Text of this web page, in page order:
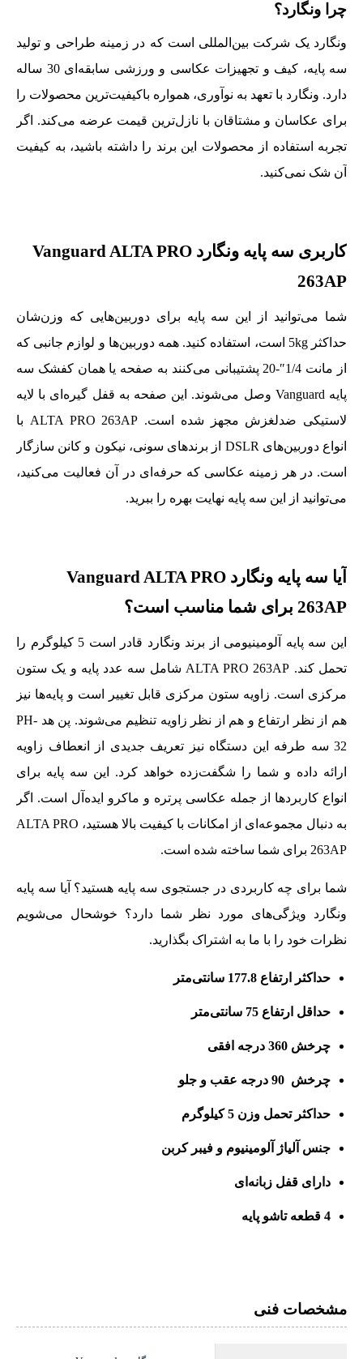
چرا ونگارد؟
ونگارد یک شرکت بین‌المللی است که در زمینه طراحی و تولید
سه پایه، کیف و تجهیزات عکاسی و ورزشی سابقه‌ای 30 ساله
دارد. ونگارد با تعهد به نوآوری، همواره باکیفیت‌ترین محصولات را
برای عکاسان و مشتاقان با نازل‌ترین قیمت عرضه می‌کند. اگر
تجربه استفاده از محصولات این برند را داشته باشید، به کیفیت
آن شک نمی‌کنید.
کاربری سه پایه ونگارد Vanguard ALTA PRO
263AP
شما می‌توانید از این سه پایه برای دوربین‌هایی که وزن‌شان
حداکثر 5kg است، استفاده کنید. همه دوربین‌ها و لوازم جانبی که
از مانت 1/4″-20 پشتیبانی می‌کنند به صفحه یا همان کفشک سه
پایه Vanguard وصل می‌شوند. این صفحه به قفل گیره‌ای با لایه
لاستیکی ضدلغزش مجهز شده است. ALTA PRO 263AP با
انواع دوربین‌های DSLR از برندهای سونی، نیکون و کانن سازگار
است. در هر زمینه عکاسی که حرفه‌ای در آن فعالیت می‌کنید،
می‌توانید از این سه پایه نهایت بهره را ببرید.
آیا سه پایه ونگارد Vanguard ALTA PRO
263AP برای شما مناسب است؟
این سه پایه آلومینیومی از برند ونگارد قادر است 5 کیلوگرم را
تحمل کند. ALTA PRO 263AP شامل سه عدد پایه و یک ستون
مرکزی است. زاویه ستون مرکزی قابل تغییر است و پایه‌ها نیز
هم از نظر ارتفاع و هم از نظر زاویه تنظیم می‌شوند. پن هد PH-
32 سه طرفه این دستگاه نیز تعریف جدیدی از انعطاف زاویه
ارائه داده و شما را شگفت‌زده خواهد کرد. این سه پایه برای
انواع کاربردها از جمله عکاسی پرتره و ماکرو ایده‌آل است. اگر
به دنبال مجموعه‌ای از امکانات با کیفیت بالا هستید، ALTA PRO
263AP برای شما ساخته شده است.
شما برای چه کاربردی در جستجوی سه پایه هستید؟ آیا سه پایه
ونگارد ویژگی‌های مورد نظر شما دارد؟ خوشحال می‌شویم
نظرات خود را با ما به اشتراک بگذارید.
حداکثر ارتفاع 177.8 سانتی‌متر
حداقل ارتفاع 75 سانتی‌متر
چرخش 360 درجه افقی
چرخش 90 درجه عقب و جلو
حداکثر تحمل وزن 5 کیلوگرم
جنس آلیاژ آلومینیوم و فیبر کربن
دارای قفل زبانه‌ای
4 قطعه تاشو پایه
مشخصات فنی